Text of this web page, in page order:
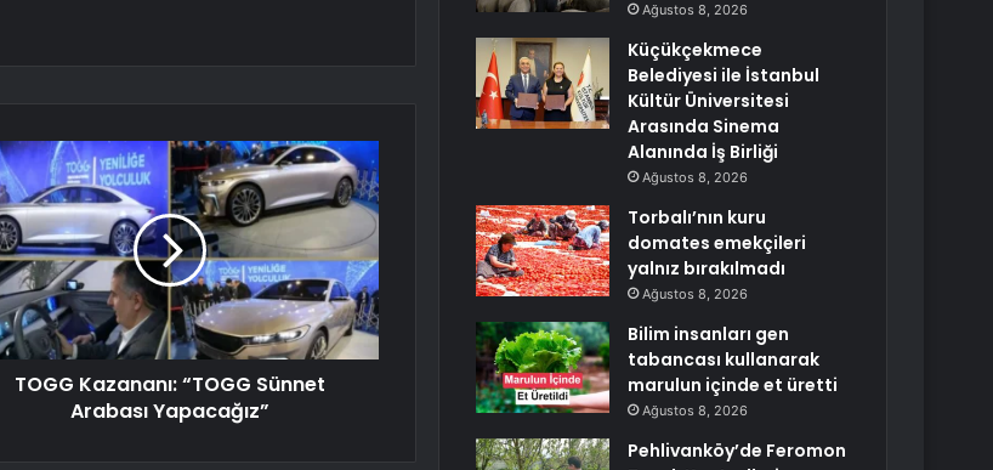
TOGG Kazananı: “TOGG Sünnet
Arabası Yapacağız”
Ağustos 8, 2026
Küçükçekmece
Belediyesi ile İstanbul
Kültür Üniversitesi
Arasında Sinema
Alanında İş Birliği
Ağustos 8, 2026
Torbalı’nın kuru
domates emekçileri
yalnız bırakılmadı
Ağustos 8, 2026
Bilim insanları gen
tabancası kullanarak
marulun içinde et üretti
Ağustos 8, 2026
Pehlivanköy’de Feromon